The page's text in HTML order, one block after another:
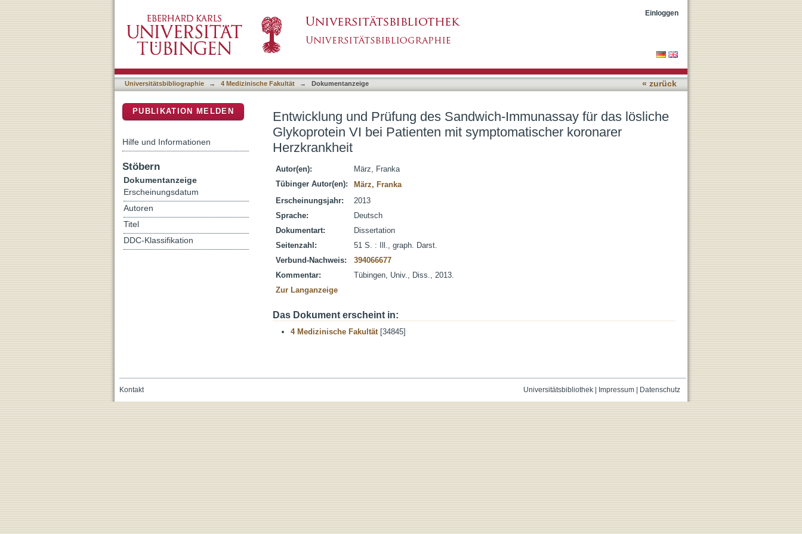
Patienten mit symptomatischer koronarer Herzkrankheit
Einloggen
Universitätsbibliographie → 4 Medizinische Fakultät → Dokumentanzeige « zurück
Entwicklung und Prüfung des Sandwich-Immunassay für das lösliche
Glykoprotein VI bei Patienten mit symptomatischer koronarer
Herzkrankheit
Autor(en):
März, Franka
Tübinger Autor(en):
März, Franka
Erscheinungsjahr:
2013
Sprache:
Deutsch
Dokumentart:
Dissertation
Seitenzahl:
51 S. : Ill., graph. Darst.
Verbund-Nachweis:
394066677
Kommentar:
Tübingen, Univ., Diss., 2013.
Zur Langanzeige
Das Dokument erscheint in:
4 Medizinische Fakultät[34845]
PUBLIKATION MELDEN
Hilfe und Informationen
Stöbern
Dokumentanzeige
Erscheinungsdatum
Autoren
Titel
DDC-Klassifikation
Universitätsbibliothek| Impressum| Datenschutz
Kontakt